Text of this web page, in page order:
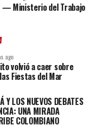
— Ministerio del Trabajo
ago
volvió a caer sobre
Fiestas del Mar
Y LOS NUEVOS DEBATES
UNA MIRADA
COLOMBIANO